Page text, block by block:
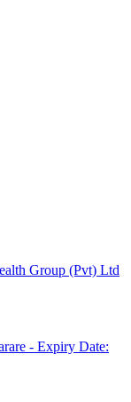
Group (Pvt) Ltd
- Expiry Date: